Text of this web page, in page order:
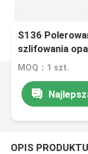
S136
szlifowania
MOQ：1 szt.
OPIS PRODUKTU